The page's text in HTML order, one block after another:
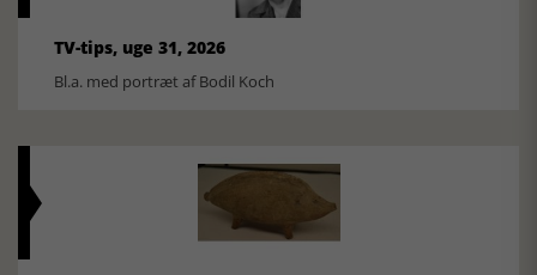
TV-tips, uge 31, 2026
Bl.a. med portræt af Bodil Koch